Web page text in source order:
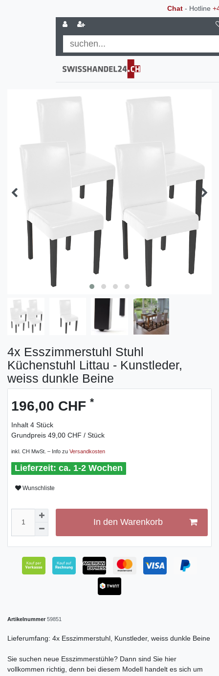
Chat- Hotline
4x Esszimmerstuhl Stuhl
Küchenstuhl Littau - Kunstleder,
weiss dunkle Beine
196,00 CHF *
Inhalt 4 Stück
Grundpreis 49,00 CHF / Stück
inkl. CH MwSt. – Info zu Versandkosten
ca. 1-2 Wochen
Wunschliste
In den Warenkorb
Artikelnummer 59851
Lieferumfang: 4x Esszimmerstuhl, Kunstleder, weiss dunkle Beine
Sie suchen neue Esszimmerstühle? Dann sind Sie hier
vollkommen richtig, denn bei diesem Modell handelt es sich um